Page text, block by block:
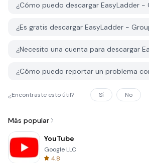
¿Encontraste esto útil? Sí No
Más popular
YouTube
Google LLC
4.8